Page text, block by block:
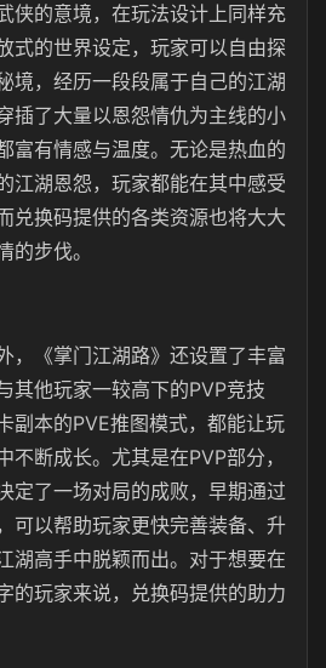
侠的意境，在玩法设计上同样充
式的世界设定，玩家可以自由探
境，经历一段段属于自己的江湖
插了大量以恩怨情仇为主线的小
富有情感与温度。无论是热血的
江湖恩怨，玩家都能在其中感受
兑换码提供的各类资源也将大大
的步伐。
，《掌门江湖路》还设置了丰富
其他玩家一较高下的PVP竞技
副本的PVE推图模式，都能让玩
不断成长。尤其是在PVP部分，
定了一场对局的成败，早期通过
可以帮助玩家更快完善装备、升
湖高手中脱颖而出。对于想要在
的玩家来说，兑换码提供的助力